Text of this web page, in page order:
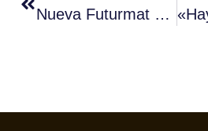
Nueva Futurmat Sensius One